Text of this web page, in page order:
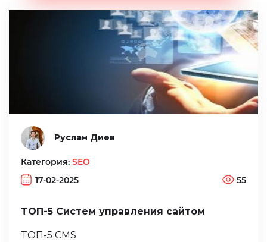
Руслан Диев
Категория: SEO
17-02-2025
55
ТОП-5 Систем управления сайтом
ТОП-5 CMS